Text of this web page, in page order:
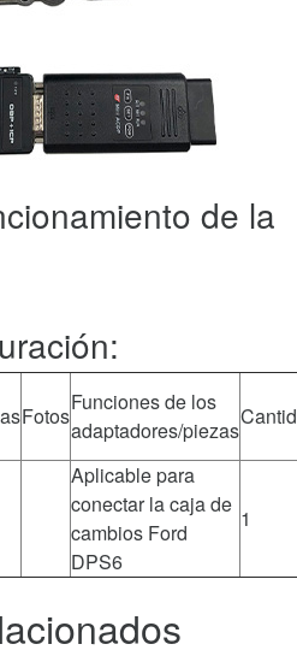
de la
Fotos
Funciones de los
adaptadores/piezas
Aplicable para
conectar la caja de
cambios Ford
DPS6
1